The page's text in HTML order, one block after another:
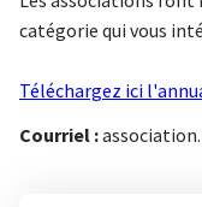
catégorie qui vous
Téléchargez ici
Courriel :